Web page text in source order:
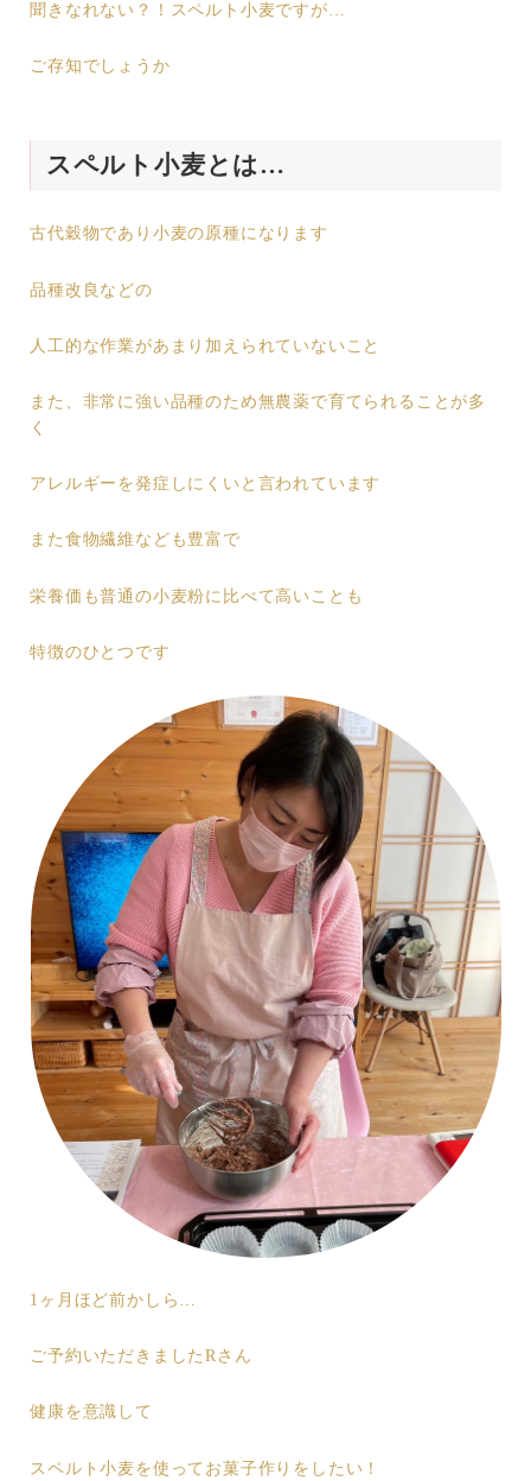
聞きなれない？！スペルト小麦ですが…
ご存知でしょうか
​スペルト小麦とは…
古代穀物であり小麦の原種になります
品種改良などの
人工的な作業があまり加えられていないこと
また、非常に強い品種のため無農薬で育てられることが多
く
アレルギーを発症しにくいと言われています
また食物繊維なども豊富で
栄養価も普通の小麦粉に比べて高いことも
特徴のひとつです
1ヶ月ほど前かしら…
ご予約いただきましたRさん
健康を意識して
スペルト小麦を使ってお菓子作りをしたい！